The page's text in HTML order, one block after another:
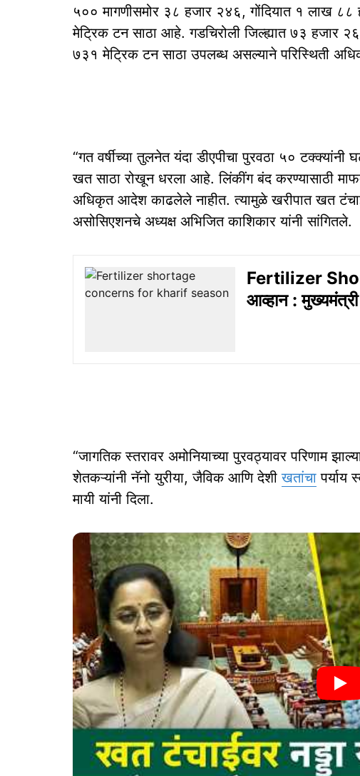
५०० मागणीसमोर ३८ हजार २४६, गोंदियात १ लाख
मेट्रिक टन साठा आहे. गडचिरोली जिल्ह्यात ७३ हजार
७३१ मेट्रिक टन साठा उपलब्ध असल्याने परिस्थिती
“गत वर्षीच्या तुलनेत यंदा डीएपीचा पुरवठा ५०
खत साठा रोखून धरला आहे. लिंकींग बंद करण्यासाठी
अधिकृत आदेश काढलेले नाहीत. त्यामुळे खरीपात खत
असोसिएशनचे अध्यक्ष अभिजित काशिकार यांनी सांगितले.
Fertilizer
आव्हान :
“जागतिक स्तरावर अमोनियाच्या पुरवठ्यावर परिणाम
शेतकऱ्यांनी नॅनो युरीया, जैविक आणि देशीखतांचा पर्याय
मायी यांनी दिला.